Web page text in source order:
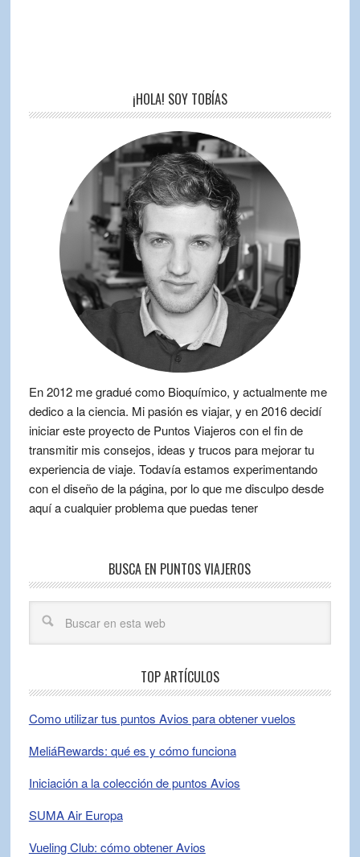
¡HOLA! SOY TOBÍAS
En 2012 me gradué como Bioquímico, y actualmente me
dedico a la ciencia. Mi pasión es viajar, y en 2016 decidí
iniciar este proyecto de Puntos Viajeros con el fin de
transmitir mis consejos, ideas y trucos para mejorar tu
experiencia de viaje. Todavía estamos experimentando
con el diseño de la página, por lo que me disculpo desde
aquí a cualquier problema que puedas tener
BUSCA EN PUNTOS VIAJEROS
TOP ARTÍCULOS
Como utilizar tus puntos Avios para obtener vuelos
MeliáRewards: qué es y cómo funciona
Iniciación a la colección de puntos Avios
SUMA Air Europa
Vueling Club: cómo obtener Avios